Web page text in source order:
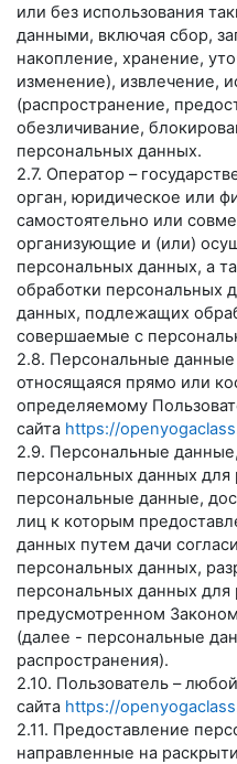
или без использования
данными, включая сбор,
накопление, хранение,
изменение), извлечение,
(распространение,
обезличивание,
персональных данных.
2.7. Оператор –
орган, юридическое или
самостоятельно или
организующие и (или)
персональных данных, а
обработки персональных
данных, подлежащих
совершаемые с
2.8. Персональные
относящаяся прямо или
определяемому
сайта https://
2.9. Персональные
персональных данных для
персональные данные,
лиц к которым
данных путем дачи
персональных данных,
персональных данных для
предусмотренном
(далее - персональные
распространения).
2.10. Пользователь –
сайта https://
2.11. Предоставление
направленные на